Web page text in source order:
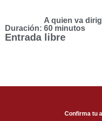
A quien va
Duración: 60 minutos
Entrada libre
Confirma tu